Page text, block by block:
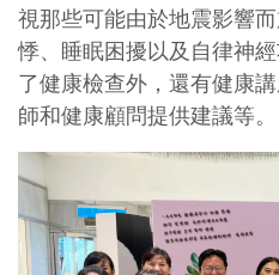
視那些可能由於地震影響
悸、睡眠困擾以及自律神
了健康檢查外，還有健康
師和健康顧問提供建議等。